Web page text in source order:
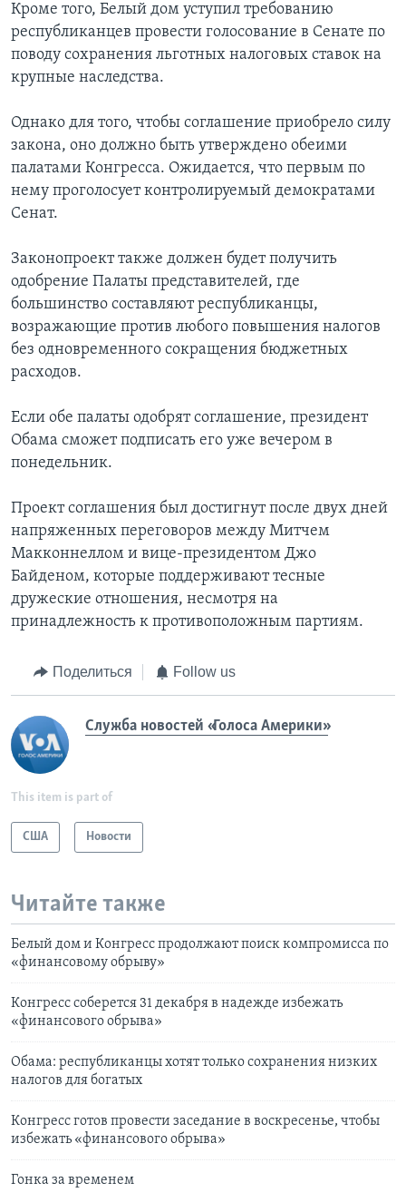
Кроме того, Белый дом уступил требованию
республиканцев провести голосование в Сенате по
поводу сохранения льготных налоговых ставок на
крупные наследства.
Однако для того, чтобы соглашение приобрело силу
закона, оно должно быть утверждено обеими
палатами Конгресса. Ожидается, что первым по
нему проголосует контролируемый демократами
Сенат.
Законопроект также должен будет получить
одобрение Палаты представителей, где
большинство составляют республиканцы,
возражающие против любого повышения налогов
без одновременного сокращения бюджетных
расходов.
Если обе палаты одобрят соглашение, президент
Обама сможет подписать его уже вечером в
понедельник.
Проект соглашения был достигнут после двух дней
напряженных переговоров между Митчем
Макконнеллом и вице-президентом Джо
Байденом, которые поддерживают тесные
дружеские отношения, несмотря на
принадлежность к противоположным партиям.
Поделиться Follow us
Служба новостей «Голоса Америки»
This item is part of
США Новости
Читайте также
Белый дом и Конгресс продолжают поиск компромисса по
«финансовому обрыву»
Конгресс соберется 31 декабря в надежде избежать
«финансового обрыва»
Обама: республиканцы хотят только сохранения низких
налогов для богатых
Конгресс готов провести заcедание в воскресенье, чтобы
избежать «финансового обрыва»
Гонка за временем